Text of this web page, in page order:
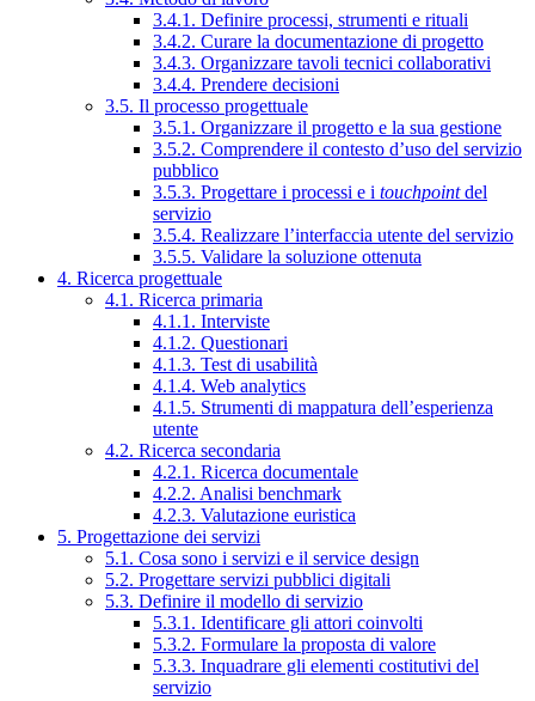
3.4.1. Definire processi, strumenti e rituali
3.4.2. Curare la documentazione di progetto
3.4.3. Organizzare tavoli tecnici collaborativi
3.4.4. Prendere decisioni
3.5. Il processo progettuale
3.5.1. Organizzare il progetto e la sua gestione
3.5.2. Comprendere il contesto d’uso del servizio
pubblico
3.5.3. Progettare i processi e i touchpointdel
servizio
3.5.4. Realizzare l’interfaccia utente del servizio
3.5.5. Validare la soluzione ottenuta
4. Ricerca progettuale
4.1. Ricerca primaria
4.1.1. Interviste
4.1.2. Questionari
4.1.3. Test di usabilità
4.1.4. Web analytics
4.1.5. Strumenti di mappatura dell’esperienza
utente
4.2. Ricerca secondaria
4.2.1. Ricerca documentale
4.2.2. Analisi benchmark
4.2.3. Valutazione euristica
5. Progettazione dei servizi
5.1. Cosa sono i servizi e il service design
5.2. Progettare servizi pubblici digitali
5.3. Definire il modello di servizio
5.3.1. Identificare gli attori coinvolti
5.3.2. Formulare la proposta di valore
5.3.3. Inquadrare gli elementi costitutivi del
servizio